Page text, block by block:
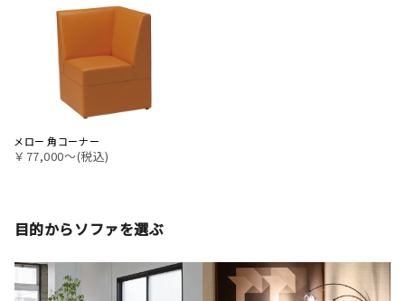
メロー 角コーナー
￥77,000〜(税込)
目的からソファを選ぶ